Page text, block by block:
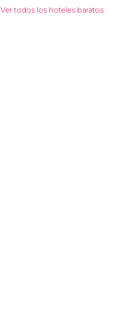
Ver todos los hoteles baratos